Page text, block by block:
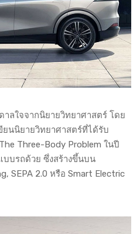
าลใจจากนิยายวิทยาศาสตร์ โดย
ยนนิยายวิทยาศาสตร์ที่ได้รับ
Three-Body Problem ในปี
บบรถด้วย ซึ่งสร้างขึ้นบน
SEPA 2.0 หรือ Smart Electric